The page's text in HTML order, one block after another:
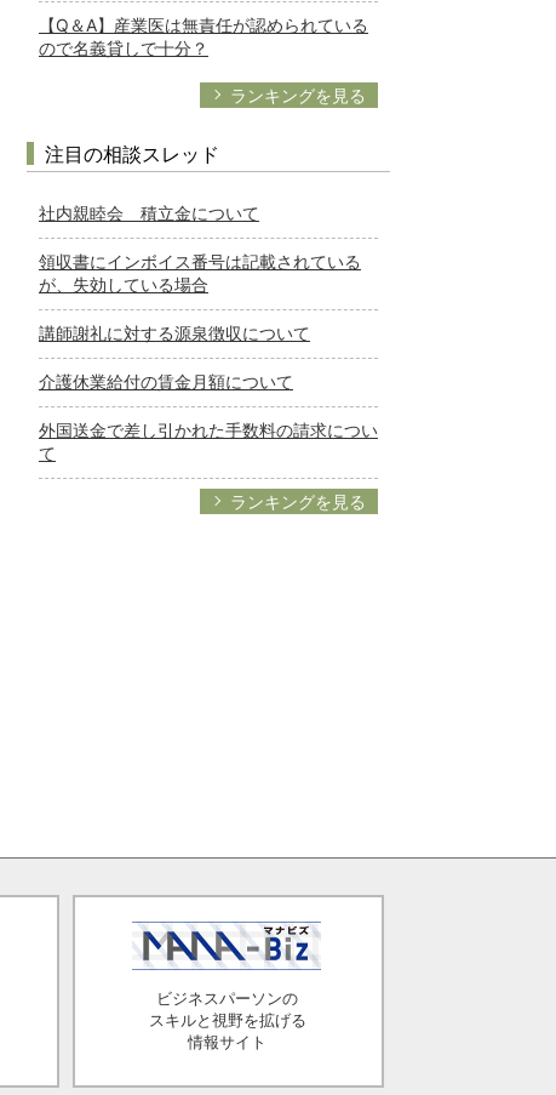
【Q＆A】産業医は無責任が認められている
ので名義貸しで十分？
ランキングを見る
注目の相談スレッド
社内親睦会 積立金について
領収書にインボイス番号は記載されている
が、失効している場合
講師謝礼に対する源泉徴収について
介護休業給付の賃金月額について
外国送金で差し引かれた手数料の請求につい
て
ランキングを見る
ビジネスパーソンの
スキルと視野を拡げる
情報サイト